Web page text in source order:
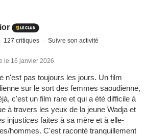
127 critiques Suivre son activité
le 16 janvier 2026
n'est pas toujours les jours. Un film
sur le sort des femmes saoudienne,
c'est un film rare et qui a été difficile à
à travers les yeux de la jeune Wadja et
injustices faites à sa mère et à elle-
hommes. C'est raconté tranquillement